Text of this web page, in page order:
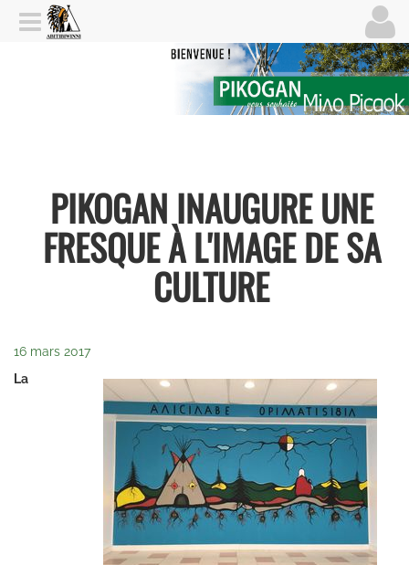
PIKOGAN INAUGURE UNE
FRESQUE À L'IMAGE DE SA
CULTURE
16 mars 2017
La